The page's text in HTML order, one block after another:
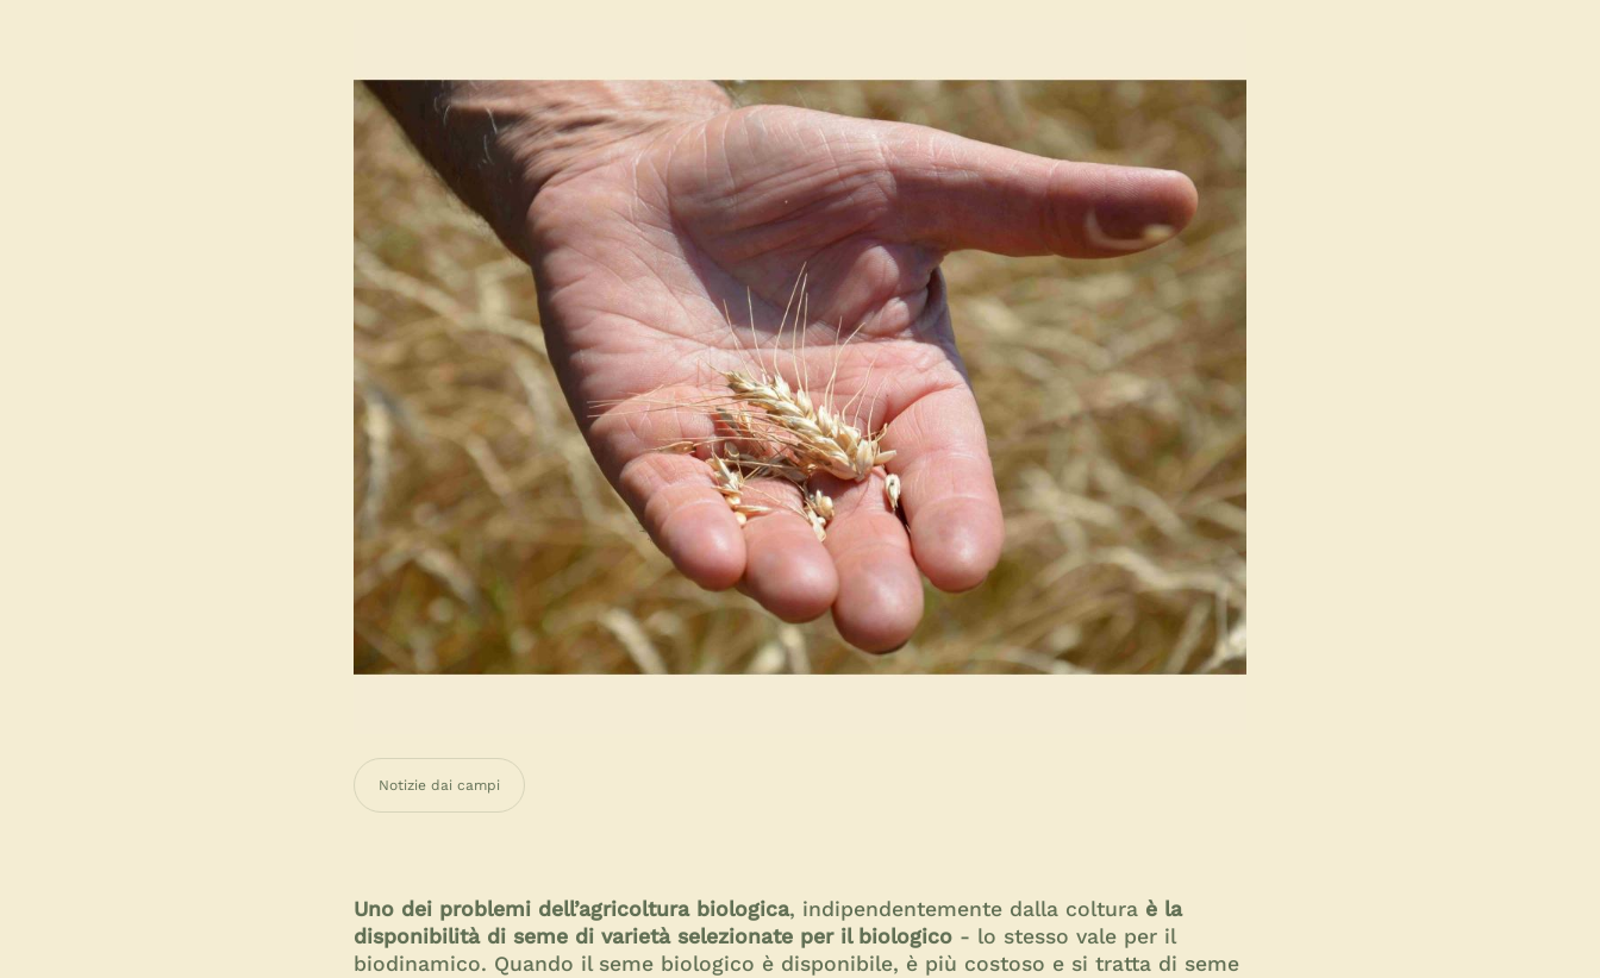
Notizie dai campi
Uno dei problemi dell’agricoltura biologica, indipendentemente dalla coltura è la
disponibilità di seme di varietà selezionate per il biologico - lo stesso vale per il
biodinamico. Quando il seme biologico è disponibile, è più costoso e si tratta di seme